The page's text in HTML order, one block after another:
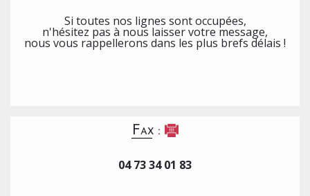
Si toutes nos lignes sont occupées,
n'hésitez pas à nous laisser votre message,
nous vous rappellerons dans les plus brefs délais !
Fax :
04 73 34 01 83